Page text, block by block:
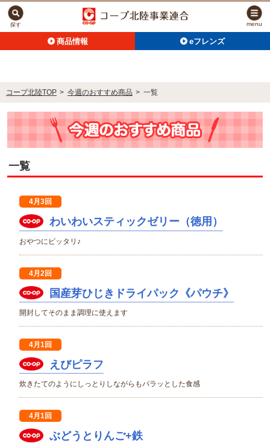
商品情報 eフレンズ
探す menu
コープ北陸TOP > 今週のおすすめ商品 > 一覧
一覧
4月3回
わいわいスティックゼリー（徳用）
おやつにピッタリ♪
4月2回
国産芽ひじきドライパック《パウチ》
開封してそのまま調理に使えます
4月1回
えびピラフ
炊きたてのようにしっとりしながらもパラッとした食感
4月1回
ぶどうとりんご+鉄